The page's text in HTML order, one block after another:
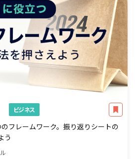
ビジネス
フレームワーク。振り返りシートの
う